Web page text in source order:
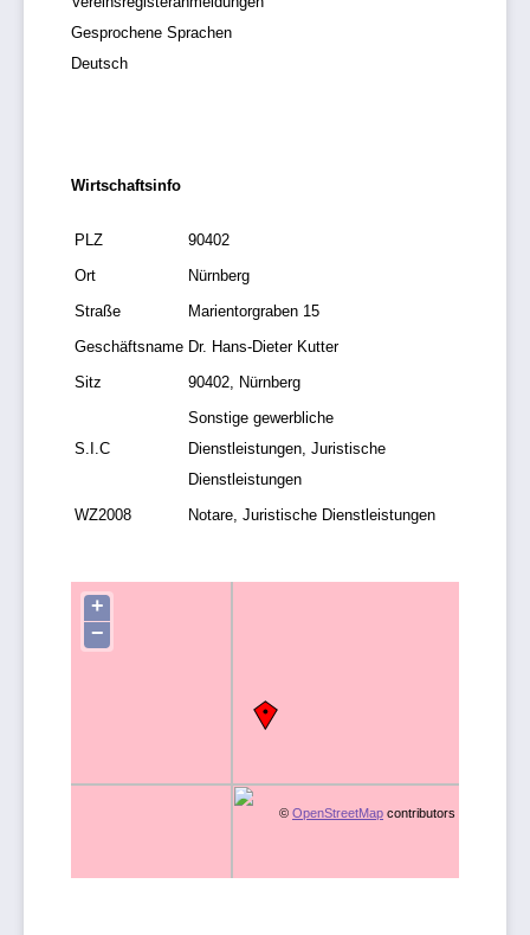
Gesprochene Sprachen
Deutsch
Wirtschaftsinfo
PLZ
90402
Ort
Nürnberg
Straße
Marientorgraben 15
Geschäftsname Dr. Hans-Dieter Kutter
Sitz
90402, Nürnberg
S.I.C
Sonstige gewerbliche
Dienstleistungen, Juristische
Dienstleistungen
WZ2008
Notare, Juristische Dienstleistungen
+
−
© OpenStreetMap contributors